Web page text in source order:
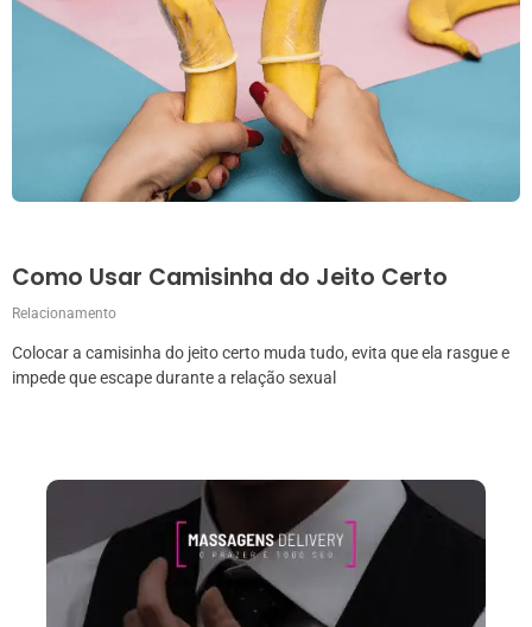
Como Usar Camisinha do Jeito Certo
Relacionamento
Colocar a camisinha do jeito certo muda tudo, evita que ela rasgue e
impede que escape durante a relação sexual